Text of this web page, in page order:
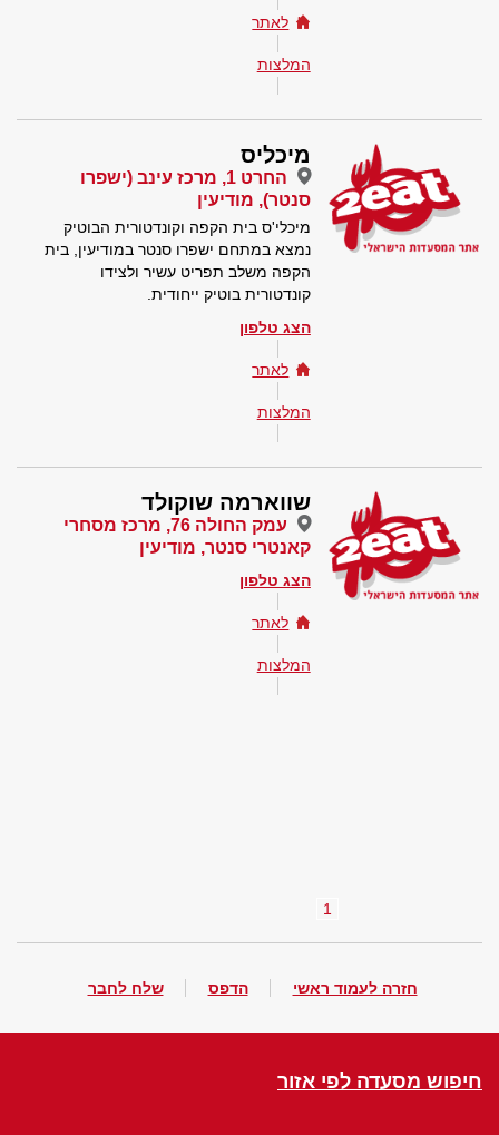
לאתר
המלצות
מיכליס
החרט 1, מרכז עינב (ישפרו
סנטר), מודיעין
מיכלי'ס בית הקפה וקונדטורית הבוטיק
נמצא במתחם ישפרו סנטר במודיעין, בית
הקפה משלב תפריט עשיר ולצידו
קונדטורית בוטיק ייחודית.
הצג טלפון
לאתר
המלצות
שווארמה שוקולד
עמק החולה 76, מרכז מסחרי
קאנטרי סנטר, מודיעין
הצג טלפון
לאתר
המלצות
1
חזרה לעמוד ראשי הדפס שלח לחבר
חיפוש מסעדה לפי אזור